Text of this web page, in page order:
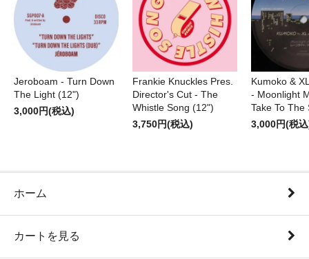
Jeroboam - Turn Down
The Light (12")
3,000円(税込)
Frankie Knuckles Pres.
Director's Cut - The
Whistle Song (12")
3,750円(税込)
Kumoko &
- Moonlight
Take To The
3,000円(税
ホーム
カートを見る